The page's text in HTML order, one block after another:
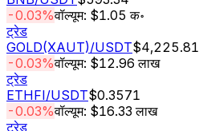
-0.03%वॉल्यूम: $1.05 क॰
ट्रेड
GOLD(XAUT)/USDT$4,225.81
-0.03%वॉल्यूम: $12.96 लाख
ट्रेड
ETHFI/USDT$0.3571
-0.03%वॉल्यूम: $16.33 लाख
ट्रेड